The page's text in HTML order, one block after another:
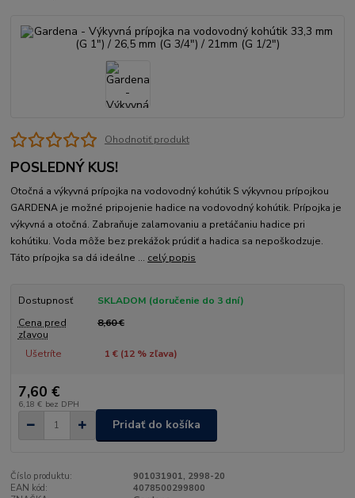
Ohodnotiť produkt
POSLEDNÝ KUS!
Otočná a výkyvná prípojka na vodovodný kohútik S výkyvnou prípojkou
GARDENA je možné pripojenie hadice na vodovodný kohútik. Prípojka je
výkyvná a otočná. Zabraňuje zalamovaniu a pretáčaniu hadice pri
kohútiku. Voda môže bez prekážok prúdiť a hadica sa nepoškodzuje.
Táto prípojka sa dá ideálne ... celý popis
Dostupnosť
SKLADOM (doručenie do 3 dní)
Cena pred
zľavou
8,60 €
Ušetríte 1 € (12% zľava)
7,60 €
6,18 € bez DPH
Pridať do košíka
Číslo produktu:
901031901, 2998-20
EAN kód:
4078500299800